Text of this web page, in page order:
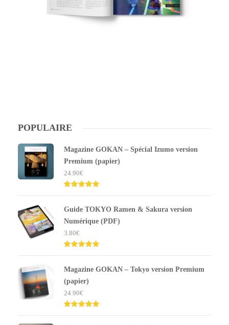
POPULAIRE
Magazine GOKAN – Spécial Izumo version
Premium (papier)
24.90€
sur 5
Guide TOKYO Ramen & Sakura version
Numérique (PDF)
3.80€
sur 5
Magazine GOKAN – Tokyo version Premium
(papier)
24.90€